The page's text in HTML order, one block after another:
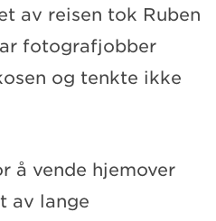
av reisen tok Ruben
fotografjobber
og tenkte ikke
å vende hjemover
av lange